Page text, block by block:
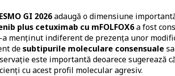
ESMO GI 2026adaugă o dimensiune
plus cetuximab cu mFOLFOX6a fost
a menținut indiferent de prezența unor
desubtipurile moleculare consensuale
este importantă deoarece sugerează
cu acest profil molecular agresiv.